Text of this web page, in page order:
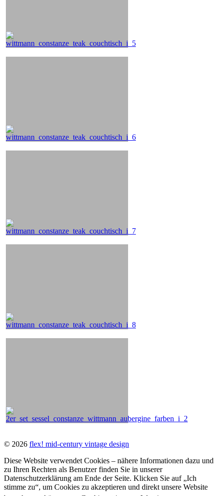
© 2026 flex! mid-century vintage design
Diese Website verwendet Cookies – nähere Informationen dazu und
zu Ihren Rechten als Benutzer finden Sie in unserer
Datenschutzerklärung am Ende der Seite. Klicken Sie auf „Ich
stimme zu“, um Cookies zu akzeptieren und direkt unsere Website